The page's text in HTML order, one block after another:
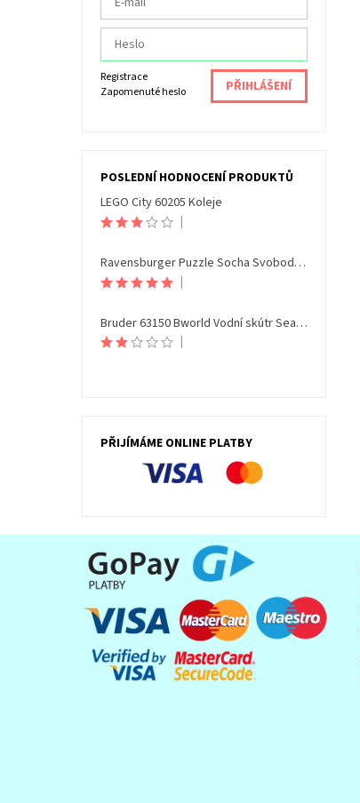
Registrace
Zapomenuté heslo
POSLEDNÍ HODNOCENÍ PRODUKTŮ
LEGO City 60205 Koleje
|
Ravensburger Puzzle Socha Svobody Noční edice 108 dílků
|
Bruder 63150 Bworld Vodní skútr Seamaxx s figurkou
|
PŘIJÍMÁME ONLINE PLATBY